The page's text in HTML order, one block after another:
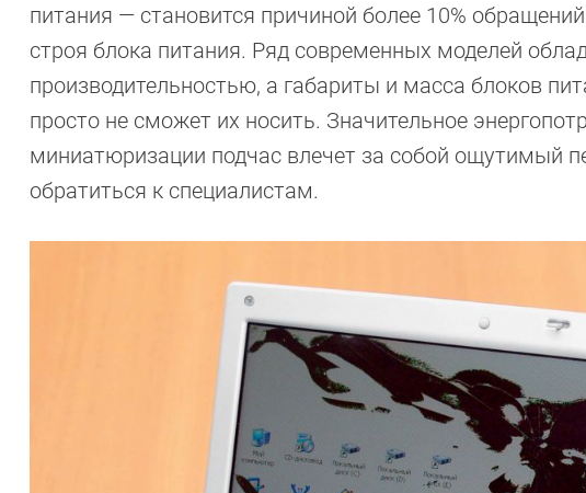
питания — становится причиной более 10%
строя блока питания. Ряд современных моделей
производительностью, а габариты и масса блоков
просто не сможет их носить. Значительное
миниатюризации подчас влечет за собой ощутимый
обратиться к специалистам.